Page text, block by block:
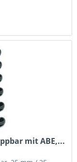
mit ABE,...